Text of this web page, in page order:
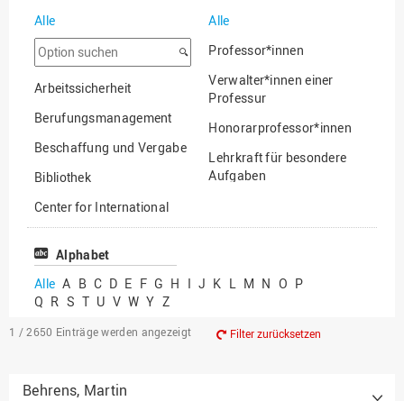
Alle
Option
suchen
Arbeitssicherheit
Berufungsmanagement
Beschaffung und Vergabe
Bibliothek
Center for International
Mobility
Center for International
Chancengerechtigkeit
eLearning Competence
EU-Büro
Alle
Professor*innen
Verwalter*innen einer
Professur
Honorarprofessor*innen
Lehrkraft für besondere
Aufgaben
Professor*innen im
Alphabet
Alle A B C D E F G H I J K L M N O P
Q R S T U V W Y Z
1 / 2650 Einträge werden angezeigt Filter zurücksetzen
Behrens, Martin